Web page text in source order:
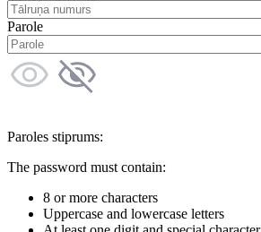
Parole
Paroles stiprums:
The password must contain:
8 or more characters
Uppercase and lowercase letters